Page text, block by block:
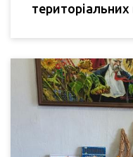
територіальних